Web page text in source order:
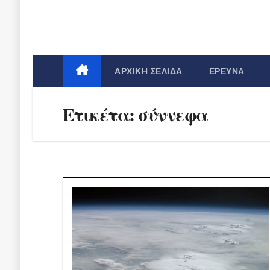
ΑΡΧΙΚΉ ΣΕΛΊΔΑ ΈΡΕΥΝΑ
Ετικέτα:σύννεφα